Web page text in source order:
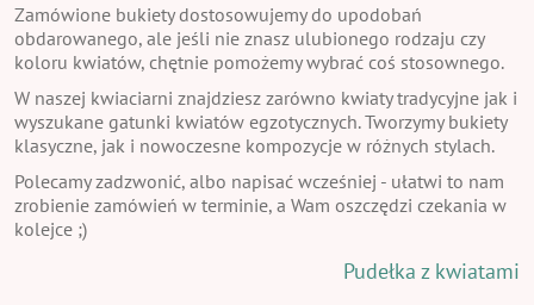
Zamówione bukiety dostosowujemy do upodobań
obdarowanego, ale jeśli nie znasz ulubionego rodzaju czy
koloru kwiatów, chętnie pomożemy wybrać coś stosownego.
W naszej kwiaciarni znajdziesz zarówno kwiaty tradycyjne jak i
wyszukane gatunki kwiatów egzotycznych. Tworzymy bukiety
klasyczne, jak i nowoczesne kompozycje w różnych stylach.
Polecamy zadzwonić, albo napisać wcześniej - ułatwi to nam
zrobienie zamówień w terminie, a Wam oszczędzi czekania w
kolejce ;)
Pudełka z kwiatami